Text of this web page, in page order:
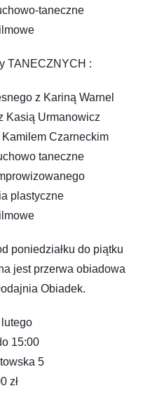
taneczne
TANECZNYCH :
z Kariną Warnel
Kasią Urmanowicz
Czarneckim
taneczne
plastyczne
poniedziałku do piątku
jest przerwa obiadowa
Obiadek.
15:00
5
zł